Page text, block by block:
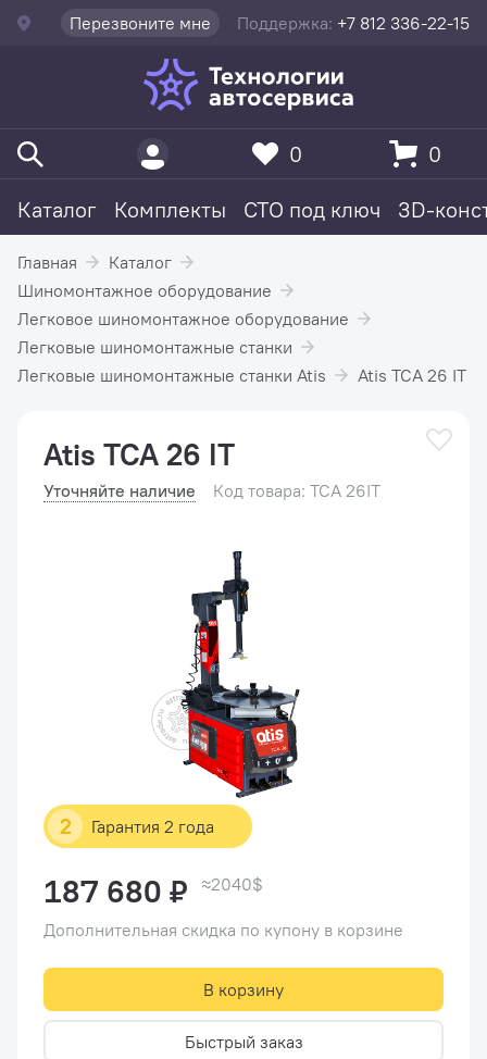
Перезвоните мне Поддержка: +7 812 336-22-15
Каталог Комплекты СТО под ключ 3D-
0 0
Главная
Каталог
Шиномонтажное оборудование
Легковое шиномонтажное оборудование
Легковые шиномонтажные станки
Легковые шиномонтажные станки Atis
Atis TCA 26 IT
2 Гарантия 2 года
Atis TCA 26 IT
Уточняйте наличие Код товара: TCA 26IT
187 680 ₽ ≈2040$
Дополнительная скидка по купону в корзине
В корзину
Быстрый заказ